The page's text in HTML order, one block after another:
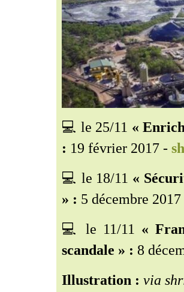
💻 le 25/11 «
: 19 février 2017 -
💻 le 18/11 «
» : 5 décembre
💻 le 11/11 «
scandale » : 8
Illustration : via